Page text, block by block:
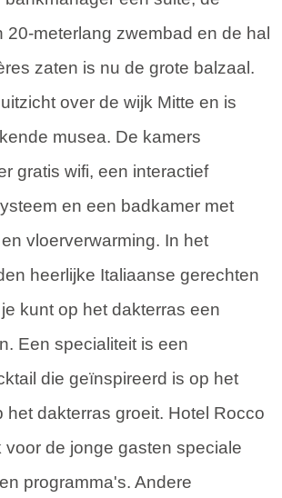
20-meterlang zwembad en de hal
zaten is nu de grote balzaal.
over de wijk Mitte en is
musea. De kamers
gratis wifi, een interactief
en een badkamer met
vloerverwarming. In het
heerlijke Italiaanse gerechten
kunt op het dakterras een
Een specialiteit is een
die geïnspireerd is op het
het dakterras groeit. Hotel Rocco
voor de jonge gasten speciale
programma's. Andere